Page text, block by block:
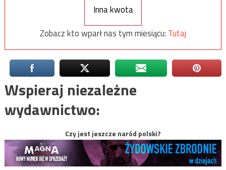
Inna kwota
Zobacz kto wparł nas tym miesiącu: Tutaj
Wspieraj niezależne
wydawnictwo:
Czy jest jeszcze naród polski?